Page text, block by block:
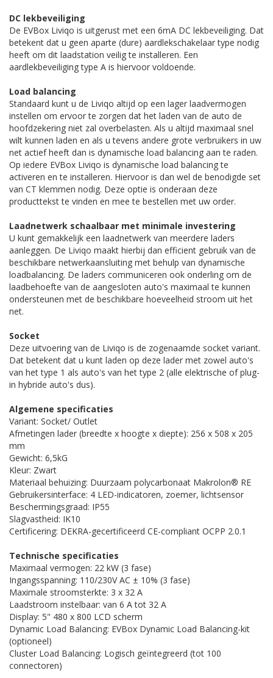
DC lekbeveiliging
De EVBox Liviqo is uitgerust met een 6mA DC lekbeveiliging. Dat
betekent dat u geen aparte (dure) aardlekschakelaar type nodig
heeft om dit laadstation veilig te installeren. Een
aardlekbeveiliging type A is hiervoor voldoende.
Load balancing
Standaard kunt u de Liviqo altijd op een lager laadvermogen
instellen om ervoor te zorgen dat het laden van de auto de
hoofdzekering niet zal overbelasten. Als u altijd maximaal snel
wilt kunnen laden en als u tevens andere grote verbruikers in uw
net actief heeft dan is dynamische load balancing aan te raden.
Op iedere EVBox Liviqo is dynamische load balancing te
activeren en te installeren. Hiervoor is dan wel de benodigde set
van CT klemmen nodig. Deze optie is onderaan deze
producttekst te vinden en mee te bestellen met uw order.
Laadnetwerk schaalbaar met minimale investering
U kunt gemakkelijk een laadnetwerk van meerdere laders
aanleggen. De Liviqo maakt hierbij dan efficient gebruik van de
beschikbare netwerkaansluiting met behulp van dynamische
loadbalancing. De laders communiceren ook onderling om de
laadbehoefte van de aangesloten auto's maximaal te kunnen
ondersteunen met de beschikbare hoeveelheid stroom uit het
net.
Socket
Deze uitvoering van de Liviqo is de zogenaamde socket variant.
Dat betekent dat u kunt laden op deze lader met zowel auto's
van het type 1 als auto's van het type 2 (alle elektrische of plug-
in hybride auto's dus).
Algemene specificaties
Variant: Socket/ Outlet
Afmetingen lader (breedte x hoogte x diepte): 256 x 508 x 205
mm
Gewicht: 6,5kG
Kleur: Zwart
Materiaal behuizing: Duurzaam polycarbonaat Makrolon® RE
Gebruikersinterface: 4 LED-indicatoren, zoemer, lichtsensor
Beschermingsgraad: IP55
Slagvastheid: IK10
Certificering: DEKRA-gecertificeerd CE-compliant OCPP 2.0.1
Technische specificaties
Maximaal vermogen: 22 kW (3 fase)
Ingangsspanning: 110/230V AC ± 10% (3 fase)
Maximale stroomsterkte: 3 x 32 A
Laadstroom instelbaar: van 6 A tot 32 A
Display: 5" 480 x 800 LCD scherm
Dynamic Load Balancing: EVBox Dynamic Load Balancing-kit
(optioneel)
Cluster Load Balancing: Logisch geïntegreerd (tot 100
connectoren)